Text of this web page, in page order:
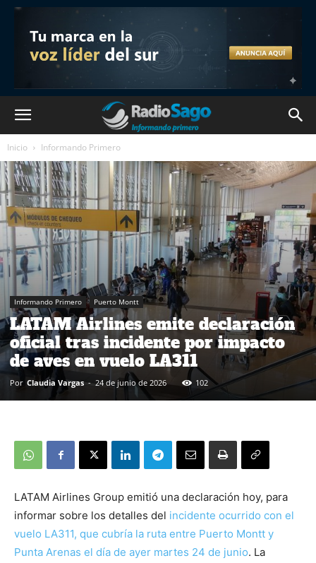
Inicio Informando Primero
Informando Primero Puerto Montt
LATAM Airlines emite declaración
oficial tras incidente por impacto
de aves en vuelo LA311
Por Claudia Vargas - 24 de junio de 2026 102
LATAM Airlines Group emitió una declaración hoy, para
informar sobre los detalles del incidente ocurrido con el
vuelo LA311, que cubría la ruta entre Puerto Montt y
Punta Arenas el día de ayer martes 24 de junio. La